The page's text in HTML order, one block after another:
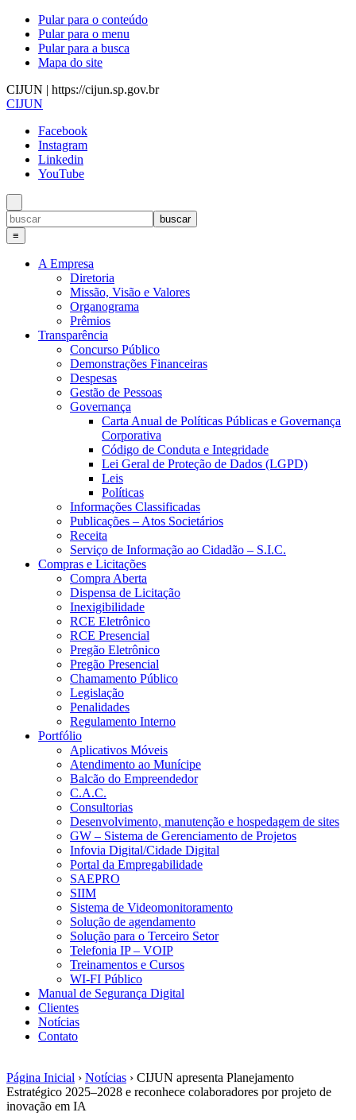
Pular para o conteúdo
Pular para o menu
Pular para a busca
Mapa do site
CIJUN | https://cijun.sp.gov.br
CIJUN
Facebook
Instagram
Linkedin
YouTube
≡
A Empresa
Diretoria
Missão, Visão e Valores
Organograma
Prêmios
Transparência
Concurso Público
Demonstrações Financeiras
Despesas
Gestão de Pessoas
Governança
Carta Anual de Políticas Públicas e Governança
Corporativa
Código de Conduta e Integridade
Lei Geral de Proteção de Dados (LGPD)
Leis
Políticas
Informações Classificadas
Publicações – Atos Societários
Receita
Serviço de Informação ao Cidadão – S.I.C.
Compras e Licitações
Compra Aberta
Dispensa de Licitação
Inexigibilidade
RCE Eletrônico
RCE Presencial
Pregão Eletrônico
Pregão Presencial
Chamamento Público
Legislação
Penalidades
Regulamento Interno
Portfólio
Aplicativos Móveis
Atendimento ao Munícipe
Balcão do Empreendedor
C.A.C.
Consultorias
Desenvolvimento, manutenção e hospedagem de sites
GW – Sistema de Gerenciamento de Projetos
Infovia Digital/Cidade Digital
Portal da Empregabilidade
SAEPRO
SIIM
Sistema de Videomonitoramento
Solução de agendamento
Solução para o Terceiro Setor
Telefonia IP – VOIP
Treinamentos e Cursos
WI-FI Público
Manual de Segurança Digital
Clientes
Notícias
Contato
Página Inicial › Notícias › CIJUN apresenta Planejamento
Estratégico 2025–2028 e reconhece colaboradores por projeto de
inovação em IA